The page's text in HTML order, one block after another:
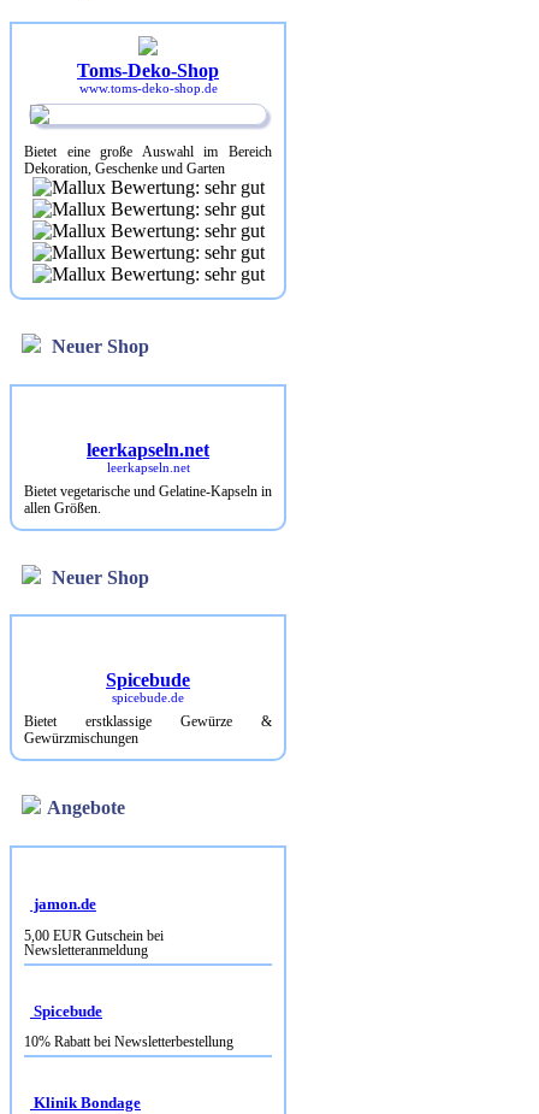
Toms-Deko-Shop
www.toms-deko-shop.de
Bietet eine große Auswahl im Bereich
Dekoration, Geschenke und Garten
Neuer Shop
leerkapseln.net
leerkapseln.net
Bietet vegetarische und Gelatine-Kapseln in
allen Größen.
Neuer Shop
Spicebude
spicebude.de
Bietet erstklassige Gewürze &
Gewürzmischungen
Angebote
jamon.de
5,00 EUR Gutschein bei
Newsletteranmeldung
Spicebude
10% Rabatt bei Newsletterbestellung
Klinik Bondage